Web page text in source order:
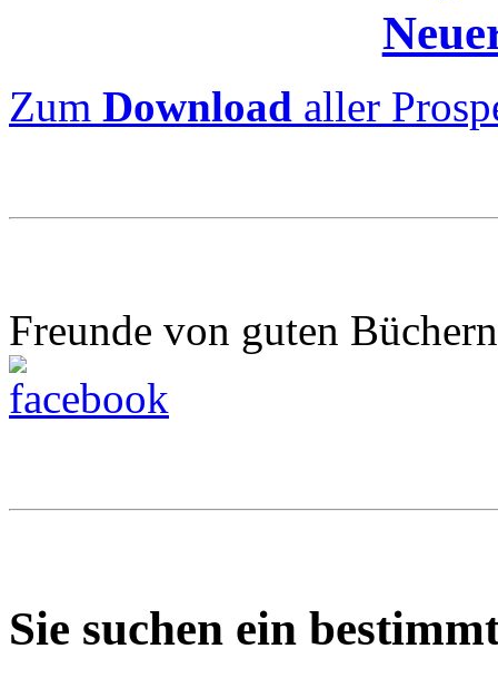
Zum Download aller
Freunde von guten
Sie suchen ein